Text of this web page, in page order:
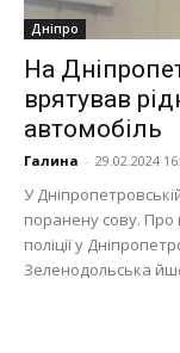
Дніпро
На
врятував
автомобіль
Галина - 29.02.2024
У
поранену сову. Про
поліції у
Зеленодольська